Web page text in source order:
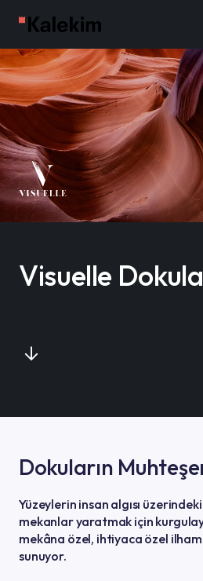
Visuelle
Dokuların
Yüzeylerin insan algısı üzerindeki
mekanlar yaratmak için
mekâna özel, ihtiyaca özel
sunuyor.